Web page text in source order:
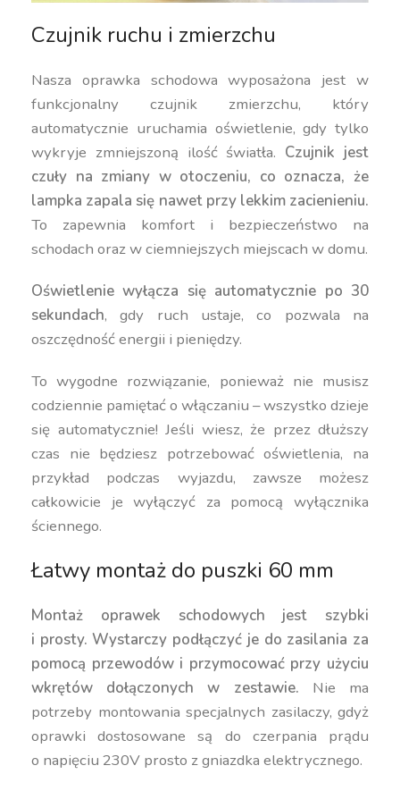
Czujnik ruchu i zmierzchu
Nasza oprawka schodowa wyposażona jest w
funkcjonalny czujnik zmierzchu, który
automatycznie uruchamia oświetlenie, gdy tylko
wykryje zmniejszoną ilość światła. Czujnik jest
czuły na zmiany w otoczeniu, co oznacza, że
lampka zapala się nawet przy lekkim zacienieniu.
To zapewnia komfort i bezpieczeństwo na
schodach oraz w ciemniejszych miejscach w domu.
Oświetlenie wyłącza się automatycznie po 30
sekundach, gdy ruch ustaje, co pozwala na
oszczędność energii i pieniędzy.
To wygodne rozwiązanie, ponieważ nie musisz
codziennie pamiętać o włączaniu – wszystko dzieje
się automatycznie! Jeśli wiesz, że przez dłuższy
czas nie będziesz potrzebować oświetlenia, na
przykład podczas wyjazdu, zawsze możesz
całkowicie je wyłączyć za pomocą wyłącznika
ściennego.
Łatwy montaż do puszki 60 mm
Montaż oprawek schodowych jest szybki
i prosty. Wystarczy podłączyć je do zasilania za
pomocą przewodów i przymocować przy użyciu
wkrętów dołączonych w zestawie. Nie ma
potrzeby montowania specjalnych zasilaczy, gdyż
oprawki dostosowane są do czerpania prądu
o napięciu 230V prosto z gniazdka elektrycznego.